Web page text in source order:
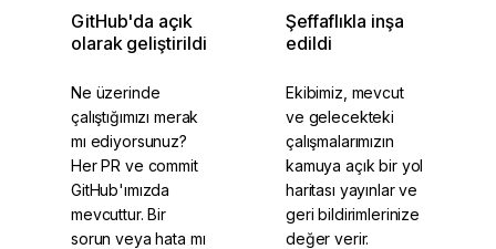
GitHub'da açık
olarak geliştirildi
Ne üzerinde
çalıştığımızı merak
mı ediyorsunuz?
Her PR ve commit
GitHub'ımızda
mevcuttur. Bir
sorun veya hata mı
Şeffaflıkla inşa
edildi
Ekibimiz, mevcut
ve gelecekteki
çalışmalarımızın
kamuya açık bir yol
haritası yayınlar ve
geri bildirimlerinize
değer verir.